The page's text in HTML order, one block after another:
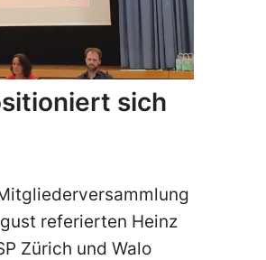
sich
referierten Heinz
Zürich und Walo